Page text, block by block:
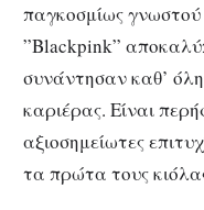
παγκοσμίως γνωστού
”Blackpink”
συνάντησαν καθ’
καριέρας. Είναι
αξιοσημείωτες
τα πρώτα τους